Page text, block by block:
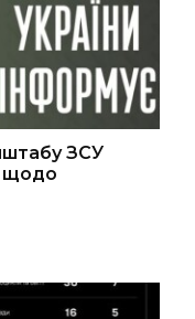
ЗСУ
щодо